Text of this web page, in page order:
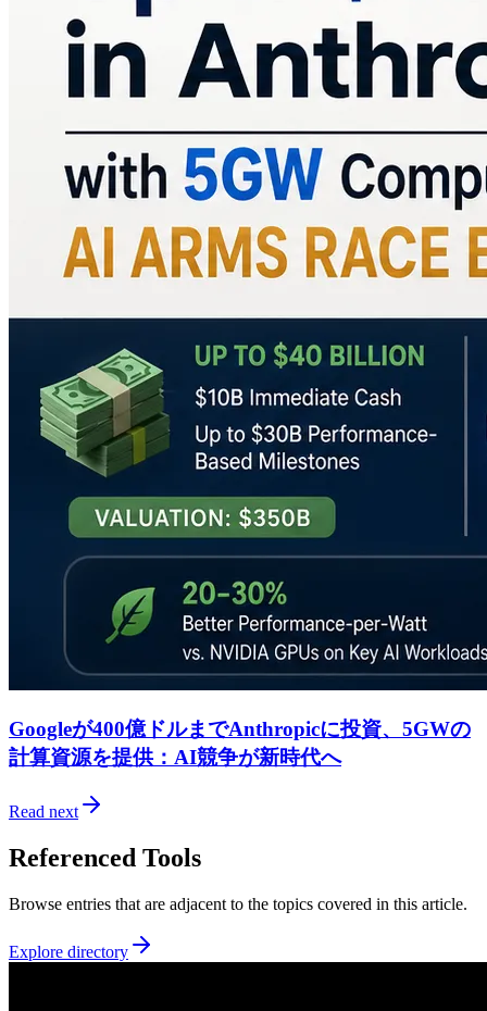
Googleが400億ドルまでAnthropicに投資、5GWの
計算資源を提供：AI競争が新時代へ
Read next
Referenced Tools
Browse entries that are adjacent to the topics covered in this article.
Explore directory